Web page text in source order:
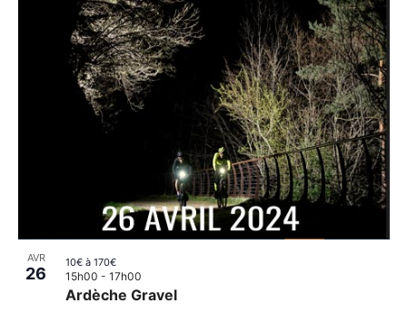
AVR
26
Ardèche Gravel
15h00 - 17h00
10€ à 170€